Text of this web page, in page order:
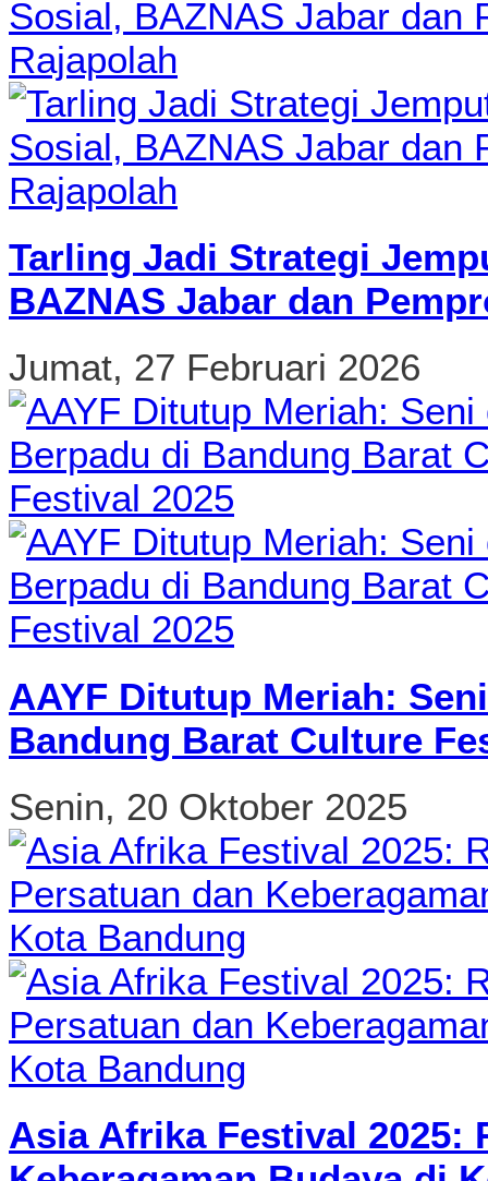
Tarling Jadi Strategi
BAZNAS Jabar dan
Jumat, 27 Februari 2026
AAYF Ditutup Meriah:
Bandung Barat Culture
Senin, 20 Oktober 2025
Asia Afrika Festival 2025: